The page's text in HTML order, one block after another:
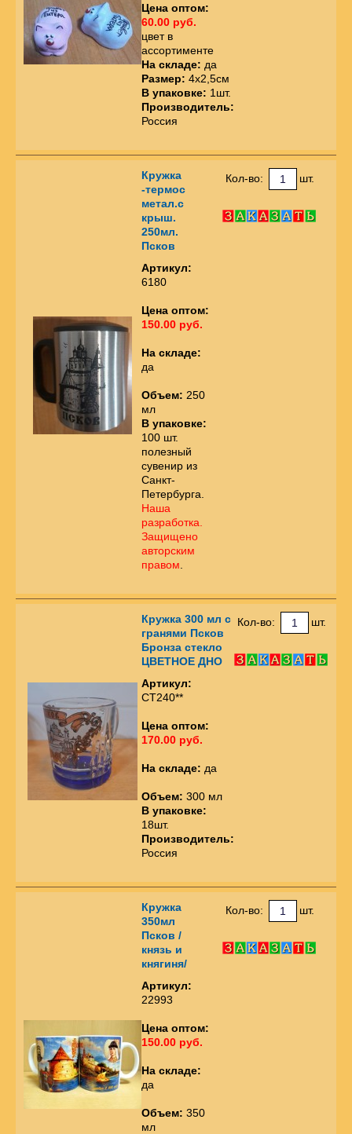
Цена оптом:
60.00 руб.
цвет в
ассортименте
На складе: да
Размер: 4х2,5см
В упаковке: 1шт.
Производитель:
Россия
Кружка
-термос
метал.с
крыш.
250мл.
Псков
Артикул:
6180
Цена оптом:
150.00 руб.
На складе:
да
Объем: 250
мл
В упаковке:
100 шт.
полезный
сувенир из
Санкт-
Петербурга.
Наша
разработка.
Защищено
авторским
правом
Кол-во: шт.
Кружка 300 мл с
гранями Псков
Бронза стекло
ЦВЕТНОЕ ДНО
Артикул:
СТ240**
Цена оптом:
170.00 руб.
На складе: да
Объем: 300 мл
В упаковке:
18шт.
Производитель:
Россия
Кол-во: шт.
Кружка
350мл
Псков /
князь и
княгиня/
Артикул:
22993
Цена оптом:
150.00 руб.
На складе:
да
Объем: 350
мл
Кол-во: шт.